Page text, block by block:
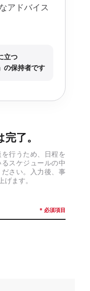
アドバイス
立つ
の保持者です
了。
行うため、日程を
スケジュールの中
さい。入力後、事
げます。
* 必須項目